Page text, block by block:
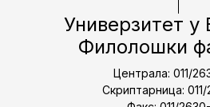
Универзитет у
Филолошки
Централа: 011/
Скриптарница: